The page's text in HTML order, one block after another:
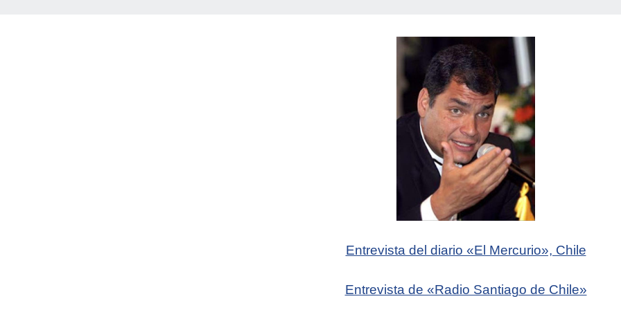
Entrevista del diario «El Mercurio», Chile
Entrevista de «Radio Santiago de Chile»